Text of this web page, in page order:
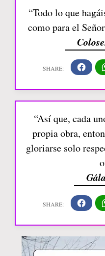
“Todo lo que
como para el
“Así que, cada
propia obra,
gloriarse solo